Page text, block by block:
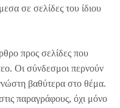
σε σελίδες του ίδιου
προς σελίδες που
Οι σύνδεσμοι περνούν
βαθύτερα στο θέμα.
παραγράφους, όχι μόνο